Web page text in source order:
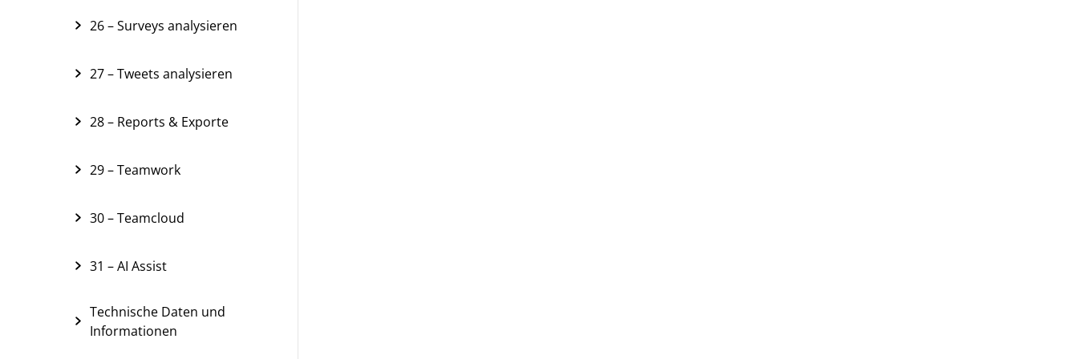
26 – Surveys analysieren
27 – Tweets analysieren
28 – Reports & Exporte
29 – Teamwork
30 – Teamcloud
31 – AI Assist
Technische Daten und
Informationen